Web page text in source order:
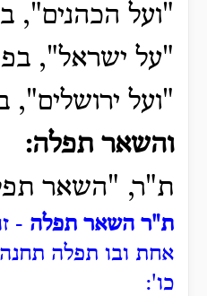
"ועל הכהנים",
"על ישראל",
"ועל ירושלים",
והשאר תפלה:
ת"ר, "השאר
ת"ר השאר תפלה -
אחת ובו תפלה
כו':